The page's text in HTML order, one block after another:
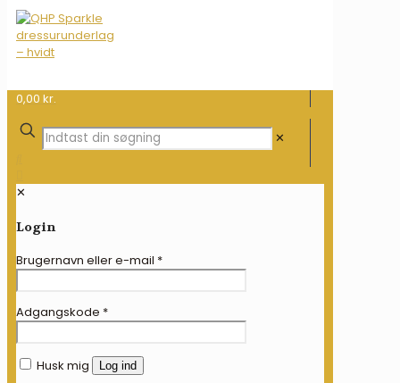
0,00 kr.
✕
✕
Login
Brugernavn eller e-mail *
Adgangskode *
Husk mig Log ind